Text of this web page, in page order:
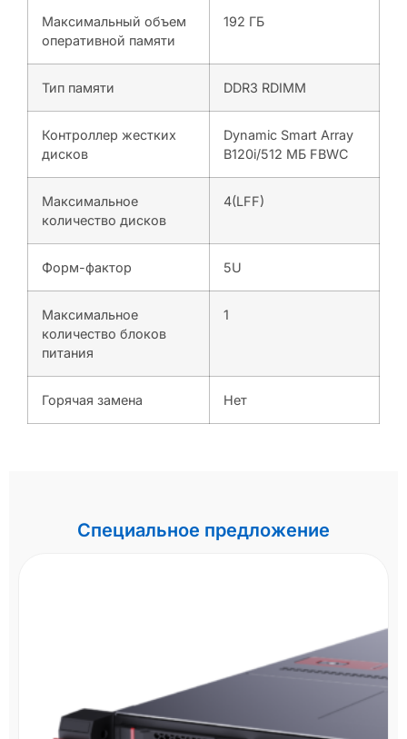
Максимальный объем
оперативной памяти
192 ГБ
Тип памяти DDR3 RDIMM
Контроллер жестких
дисков
Dynamic Smart Array
B120i/512 МБ FBWC
Максимальное
количество дисков
4(LFF)
Форм-фактор 5U
Максимальное
количество блоков
питания
1
Горячая замена Нет
Специальное предложение